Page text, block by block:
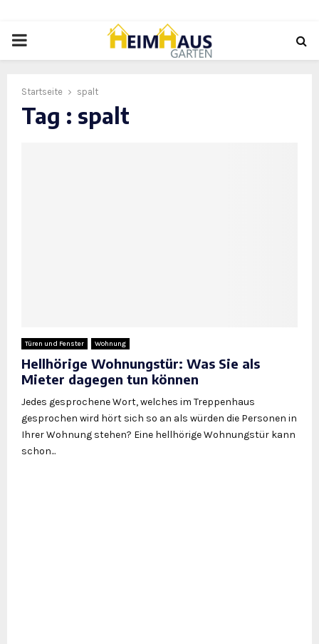
PRIMARY
Startseite spalt
Tag : spalt
Türen und Fenster Wohnung
Hellhörige Wohnungstür: Was Sie als
Mieter dagegen tun können
Jedes gesprochene Wort, welches im Treppenhaus
gesprochen wird hört sich so an als würden die Personen in
Ihrer Wohnung stehen? Eine hellhörige Wohnungstür kann
schon...